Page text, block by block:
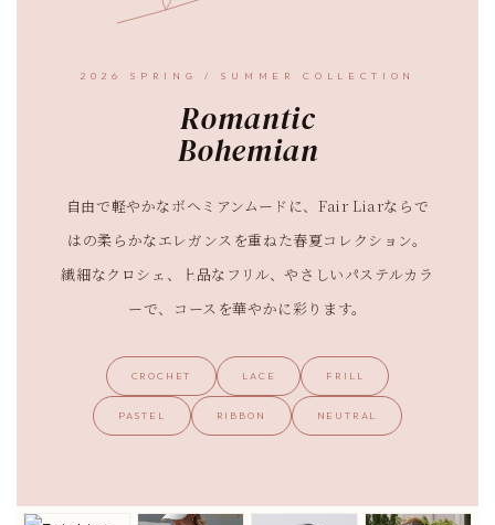
2026 SPRING / SUMMER COLLECTION
Romantic
Bohemian
自由で軽やかなボヘミアンムードに、Fair Liarならで
はの柔らかなエレガンスを重ねた春夏コレクション。
繊細なクロシェ、上品なフリル、やさしいパステルカラ
ーで、コースを華やかに彩ります。
CROCHET LACE FRILL
PASTEL RIBBON NEUTRAL